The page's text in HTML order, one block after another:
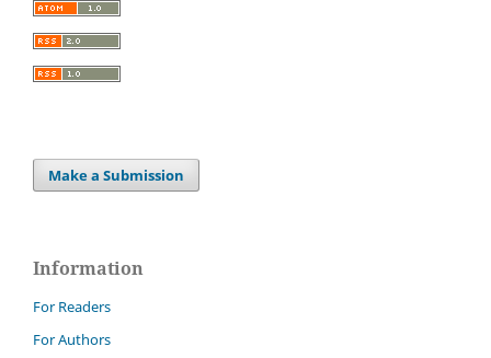
Make a Submission
Information
For Readers
For Authors